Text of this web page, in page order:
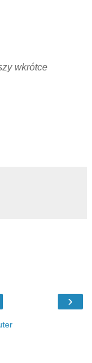
wkrótce
›